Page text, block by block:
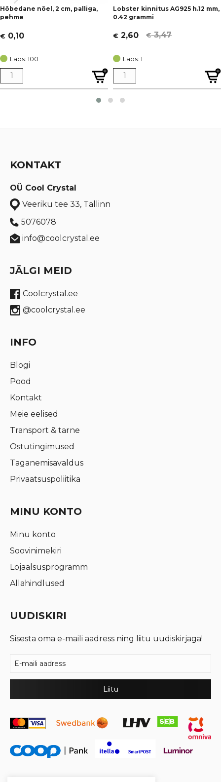
Hõbedane nõel, 2 cm, palliga,
pehme
€ 0,10
Laos: 100
Lobster kinnitus AG925 h.12 mm,
0.42 grammi
€3,47
Algne
oli:
€ 3,47.
€ 2,60
Current
is:
€ 2,60.
Laos: 1
KONTAKT
OÜ Cool Crystal
Veeriku tee 33, Tallinn
5076078
info@coolcrystal.ee
JÄLGI MEID
Coolcrystal.ee
@coolcrystal.ee
INFO
Blogi
Pood
Kontakt
Meie eelised
Transport & tarne
Ostutingimused
Taganemisavaldus
Privaatsuspoliitika
MINU KONTO
Minu konto
Soovinimekiri
Lojaalsusprogramm
Allahindlused
UUDISKIRI
Sisesta oma e-maili aadress ning liitu uudiskirjaga!